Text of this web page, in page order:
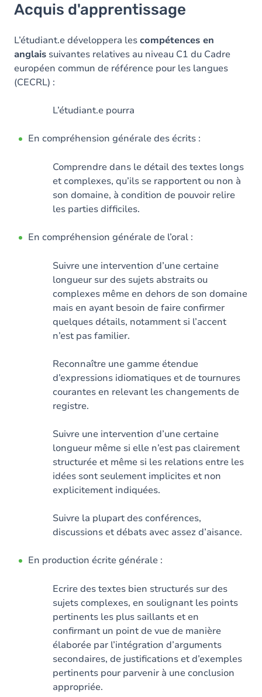
Objectifs
Contenu
Table des matières
Exercices
Acquis d'apprentissage
L’étudiant.e développera lescompétences en
anglais suivantes relatives au niveau C1 du Cadre
européen commun de référence pour les langues
(CECRL) :
L’étudiant.e pourra
En compréhension générale des écrits :
Comprendre dans le détail des textes longs
et complexes, qu’ils se rapportent ou non à
son domaine, à condition de pouvoir relire
les parties difficiles.
En compréhension générale de l’oral :
Suivre une intervention d’une certaine
longueur sur des sujets abstraits ou
complexes même en dehors de son domaine
mais en ayant besoin de faire confirmer
quelques détails, notamment si l’accent
n’est pas familier.
Reconnaître une gamme étendue
d’expressions idiomatiques et de tournures
courantes en relevant les changements de
registre.
Suivre une intervention d’une certaine
longueur même si elle n’est pas clairement
structurée et même si les relations entre les
idées sont seulement implicites et non
explicitement indiquées.
Suivre la plupart des conférences,
discussions et débats avec assez d’aisance.
En production écrite générale :
Ecrire des textes bien structurés sur des
sujets complexes, en soulignant les points
pertinents les plus saillants et en
confirmant un point de vue de manière
élaborée par l’intégration d’arguments
secondaires, de justifications et d’exemples
pertinents pour parvenir à une conclusion
appropriée.